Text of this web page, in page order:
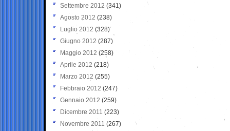
Settembre 2012 (341)
Agosto 2012 (238)
Luglio 2012 (328)
Giugno 2012 (287)
Maggio 2012 (258)
Aprile 2012 (218)
Marzo 2012 (255)
Febbraio 2012 (247)
Gennaio 2012 (259)
Dicembre 2011 (223)
Novembre 2011 (267)